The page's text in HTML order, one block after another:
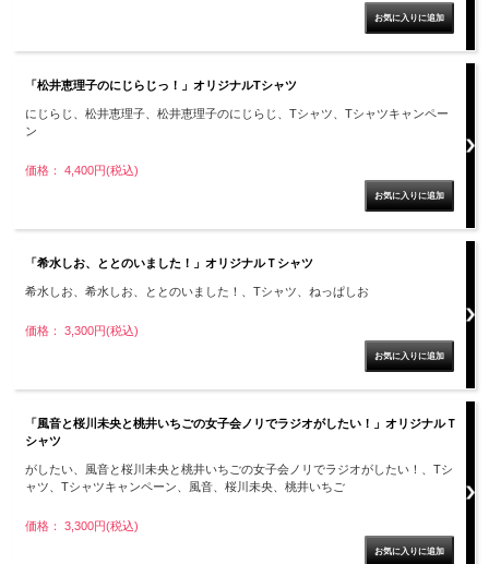
「松井恵理子のにじらじっ！」オリジナルTシャツ
にじらじ、松井恵理子、松井恵理子のにじらじ、Tシャツ、Tシャツキャンペー
ン
価格： 4,400円(税込)
「希水しお、ととのいました！」オリジナルＴシャツ
希水しお、希水しお、ととのいました！、Tシャツ、ねっぱしお
価格： 3,300円(税込)
「風音と桜川未央と桃井いちごの女子会ノリでラジオがしたい！」オリジナルＴ
シャツ
がしたい、風音と桜川未央と桃井いちごの女子会ノリでラジオがしたい！、Tシ
ャツ、Tシャツキャンペーン、風音、桜川未央、桃井いちご
価格： 3,300円(税込)